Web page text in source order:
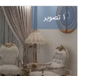
1 تصویر